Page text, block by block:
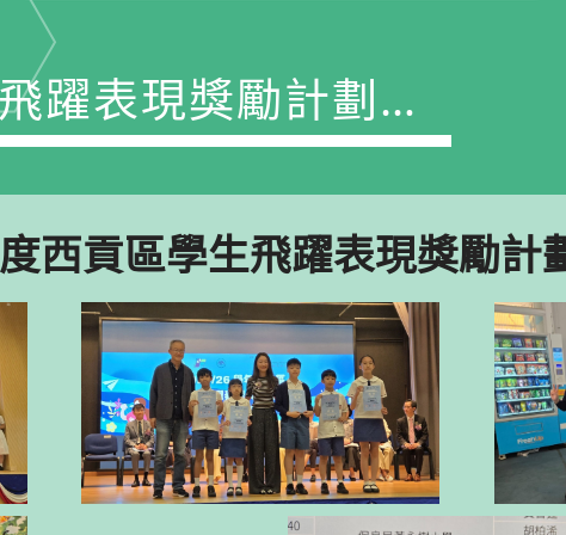
躍表現獎勵計劃頒
獎典禮
西貢區學生飛躍表現獎勵計